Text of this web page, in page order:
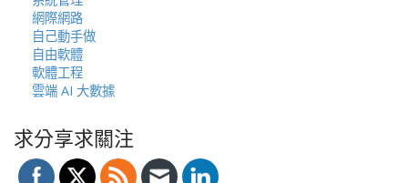
網際網路
自己動手做
自由軟體
軟體工程
雲端 AI 大數據
求分享求關注